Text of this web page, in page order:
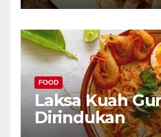
FOOD
Laksa Kuah
Dirindukan